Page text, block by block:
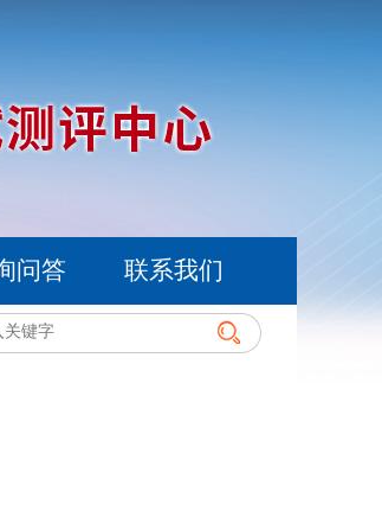
问答 联系我们